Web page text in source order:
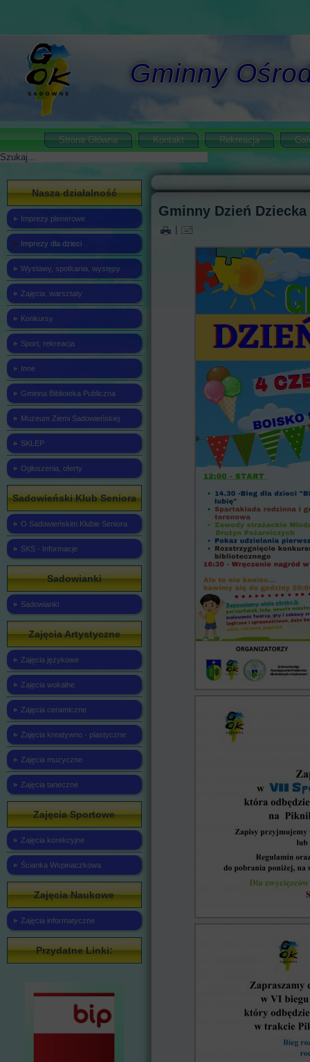
Gminny
Strona Główna Kontakt Rekreacja
Szukaj
Nasza działalność
Imprezy plenerowe
Imprezy dla dzieci
Wystawy, spotkania, występy
Zajęcia, warsztaty
Konkursy
Sport, rekreacja
Inne
Gminna Biblioteka Publiczna
Muzeum Ziemi Sadowieńskiej
SKLEP
Ogłoszenia, oferty
Sadowieński Klub Seniora
O Sadowieńskim Klubie Seniora
SKS - Informacje
Sadowianki
Sadowianki
Zajęcia Artystyczne
Zajęcia językowe
Zajęcia wokalne
Zajęcia ceramiczne
Zajęcia kreatywno - plastyczne
Zajęcia muzyczne
Zajęcia taneczne
Zajęcia Sportowe
Zajęcia korekcyjne
Ścianka Wspinaczkowa
Zajęcia Naukowe
Zajęcia informatyczne
Przydatne Linki:
Gminny Dzień Dziecka